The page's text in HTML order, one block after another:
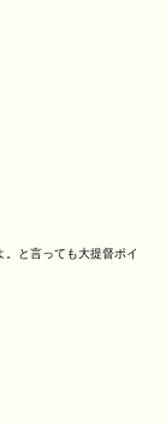
と言っても大提督ポイ